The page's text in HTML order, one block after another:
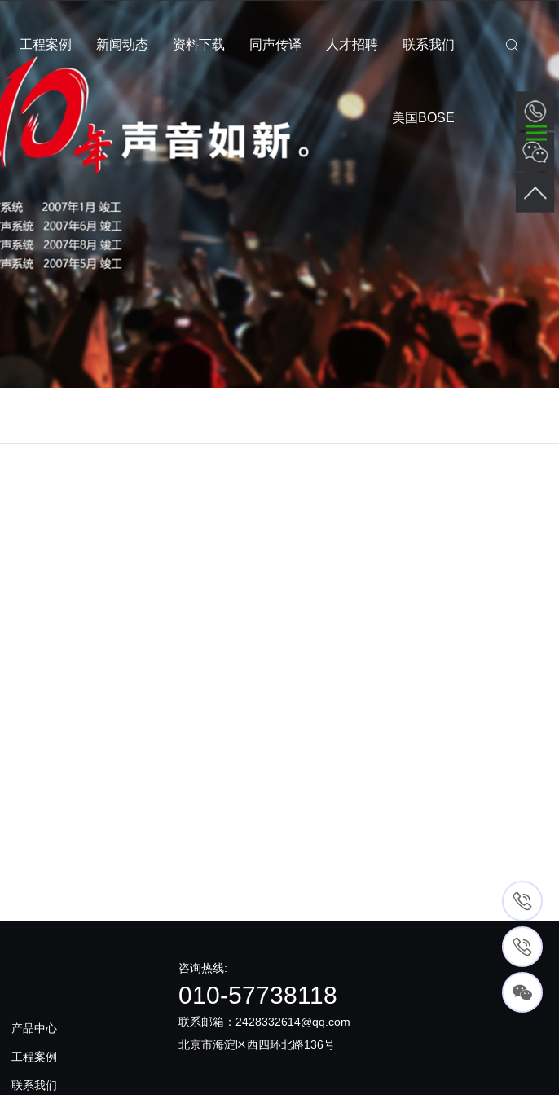
工程案例 新闻动态 资料下载 同声传译 人才招聘 联系我们
美国BOSE
产品中心
工程案例
联系我们
咨询热线:
010-57738118
联系邮箱：2428332614@qq.com
北京市海淀区西四环北路136号